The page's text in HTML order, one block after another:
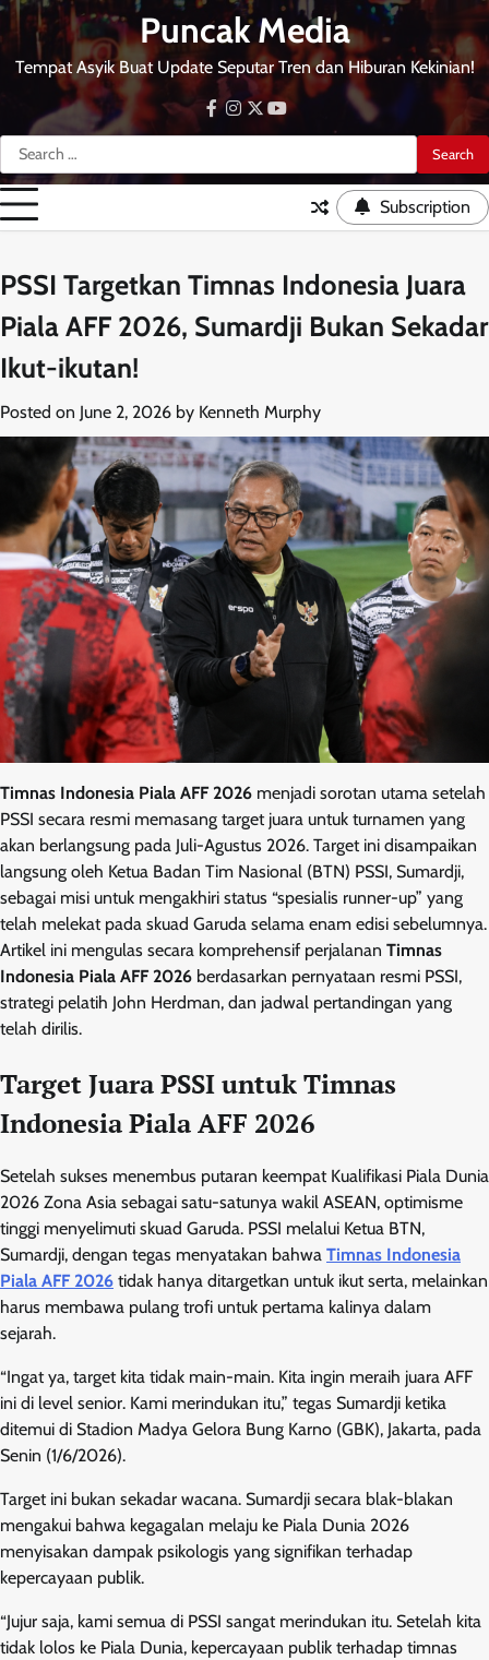
Skip
to
content
Puncak Media
Tempat Asyik Buat Update Seputar Tren dan Hiburan Kekinian!
Search
for:
facebook
instagram
twitteryoutube
Subscription
PSSI Targetkan Timnas Indonesia Juara
Piala AFF 2026, Sumardji Bukan Sekadar
Ikut-ikutan!
Posted on June 2, 2026 by Kenneth Murphy
Timnas Indonesia Piala AFF 2026 menjadi sorotan utama setelah
PSSI secara resmi memasang target juara untuk turnamen yang
akan berlangsung pada Juli-Agustus 2026. Target ini disampaikan
langsung oleh Ketua Badan Tim Nasional (BTN) PSSI, Sumardji,
sebagai misi untuk mengakhiri status “spesialis runner-up” yang
telah melekat pada skuad Garuda selama enam edisi sebelumnya.
Artikel ini mengulas secara komprehensif perjalanan Timnas
Indonesia Piala AFF 2026 berdasarkan pernyataan resmi PSSI,
strategi pelatih John Herdman, dan jadwal pertandingan yang
telah dirilis.
Target Juara PSSI untuk Timnas
Indonesia Piala AFF 2026
Setelah sukses menembus putaran keempat Kualifikasi Piala Dunia
2026 Zona Asia sebagai satu-satunya wakil ASEAN, optimisme
tinggi menyelimuti skuad Garuda. PSSI melalui Ketua BTN,
Sumardji, dengan tegas menyatakan bahwa Timnas Indonesia
Piala AFF 2026 tidak hanya ditargetkan untuk ikut serta, melainkan
harus membawa pulang trofi untuk pertama kalinya dalam
sejarah.
“Ingat ya, target kita tidak main-main. Kita ingin meraih juara AFF
ini di level senior. Kami merindukan itu,” tegas Sumardji ketika
ditemui di Stadion Madya Gelora Bung Karno (GBK), Jakarta, pada
Senin (1/6/2026).
Target ini bukan sekadar wacana. Sumardji secara blak-blakan
mengakui bahwa kegagalan melaju ke Piala Dunia 2026
menyisakan dampak psikologis yang signifikan terhadap
kepercayaan publik.
“Jujur saja, kami semua di PSSI sangat merindukan itu. Setelah kita
tidak lolos ke Piala Dunia, kepercayaan publik terhadap timnas